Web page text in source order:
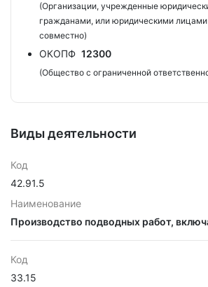
(Организации, учрежденные
гражданами, или юридическими
совместно)
ОКОПФ 12300
(Общество с ограниченной
Виды деятельности
Код
42.91.5
Наименование
Производство подводных работ,
Код
33.15